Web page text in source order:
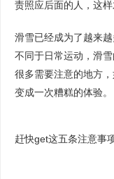
责照应后面的人，这样
滑雪已经成为了越来
不同于日常运动，滑
很多需要注意的地方
变成一次糟糕的体验。
赶快get这五条注意事